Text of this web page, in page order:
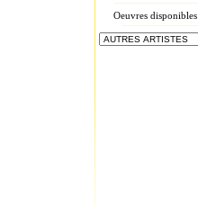
Oeuvres disponibles